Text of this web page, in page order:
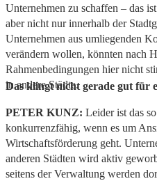
Unternehmen zu schaffen – das
aber nicht nur innerhalb der
Unternehmen aus umliegenden
verändern wollen, könnten nach
Rahmenbedingungen hier nicht
in andere Städte.
Das klingt nicht gerade gut für
PETER KUNZ: Leider ist das
konkurrenzfähig, wenn es um
Wirtschaftsförderung geht.
anderen Städten wird aktiv
seitens der Verwaltung werden